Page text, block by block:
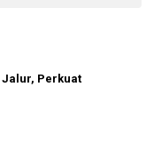
Jalur, Perkuat